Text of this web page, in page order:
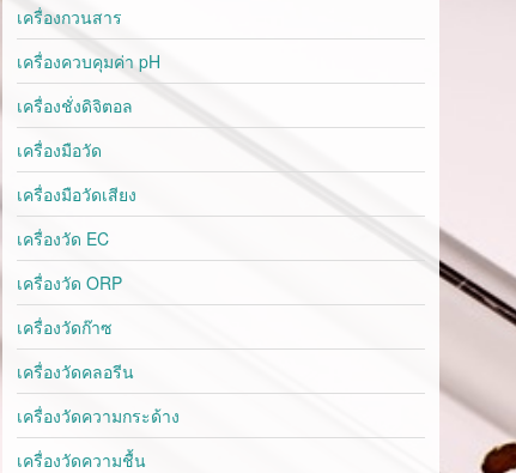
เครื่องกวนสาร
เครื่องควบคุมค่า pH
เครื่องชั่งดิจิตอล
เครื่องมือวัด
เครื่องมือวัดเสียง
เครื่องวัด EC
เครื่องวัด ORP
เครื่องวัดก๊าซ
เครื่องวัดคลอรีน
เครื่องวัดความกระด้าง
เครื่องวัดความชื้น